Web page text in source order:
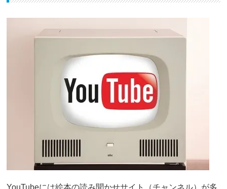
YouTubeには絵本の読み聞かせサイト（チャンネル）が多